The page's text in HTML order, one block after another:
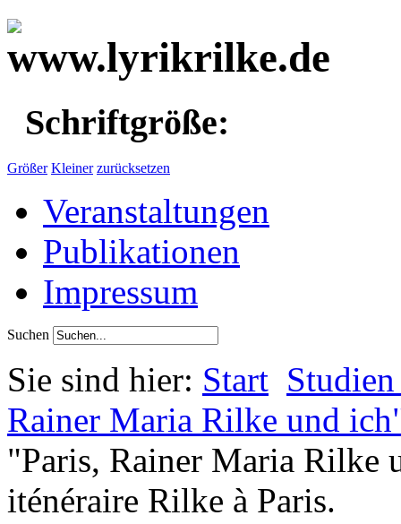
Schriftgröße:
Größer Kleiner zurücksetzen
Veranstaltungen
Publikationen
Impressum
Suchen
Sie sind hier: Start
Rainer Maria Rilke und
"Paris, Rainer Maria Rilke
iténéraire Rilke à Paris.